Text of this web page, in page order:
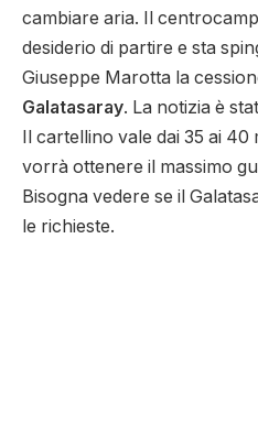
cambiare aria. Il
desiderio di partire e sta
Giuseppe Marotta la
Galatasaray. La notizia è
Il cartellino vale dai 35 ai 40
vorrà ottenere il massimo
Bisogna vedere se il
le richieste.